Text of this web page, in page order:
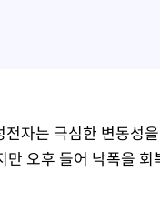
자는 극심한 변동성
오후 들어 낙폭을 회